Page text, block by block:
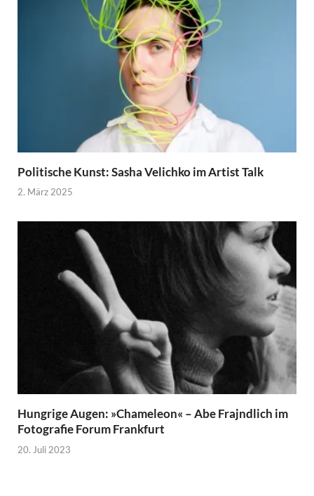
Politische Kunst: Sasha Velichko im Artist Talk
2. März 2025
Hungrige Augen: »Chameleon« – Abe Frajndlich im
Fotografie Forum Frankfurt
20. Juli 2023